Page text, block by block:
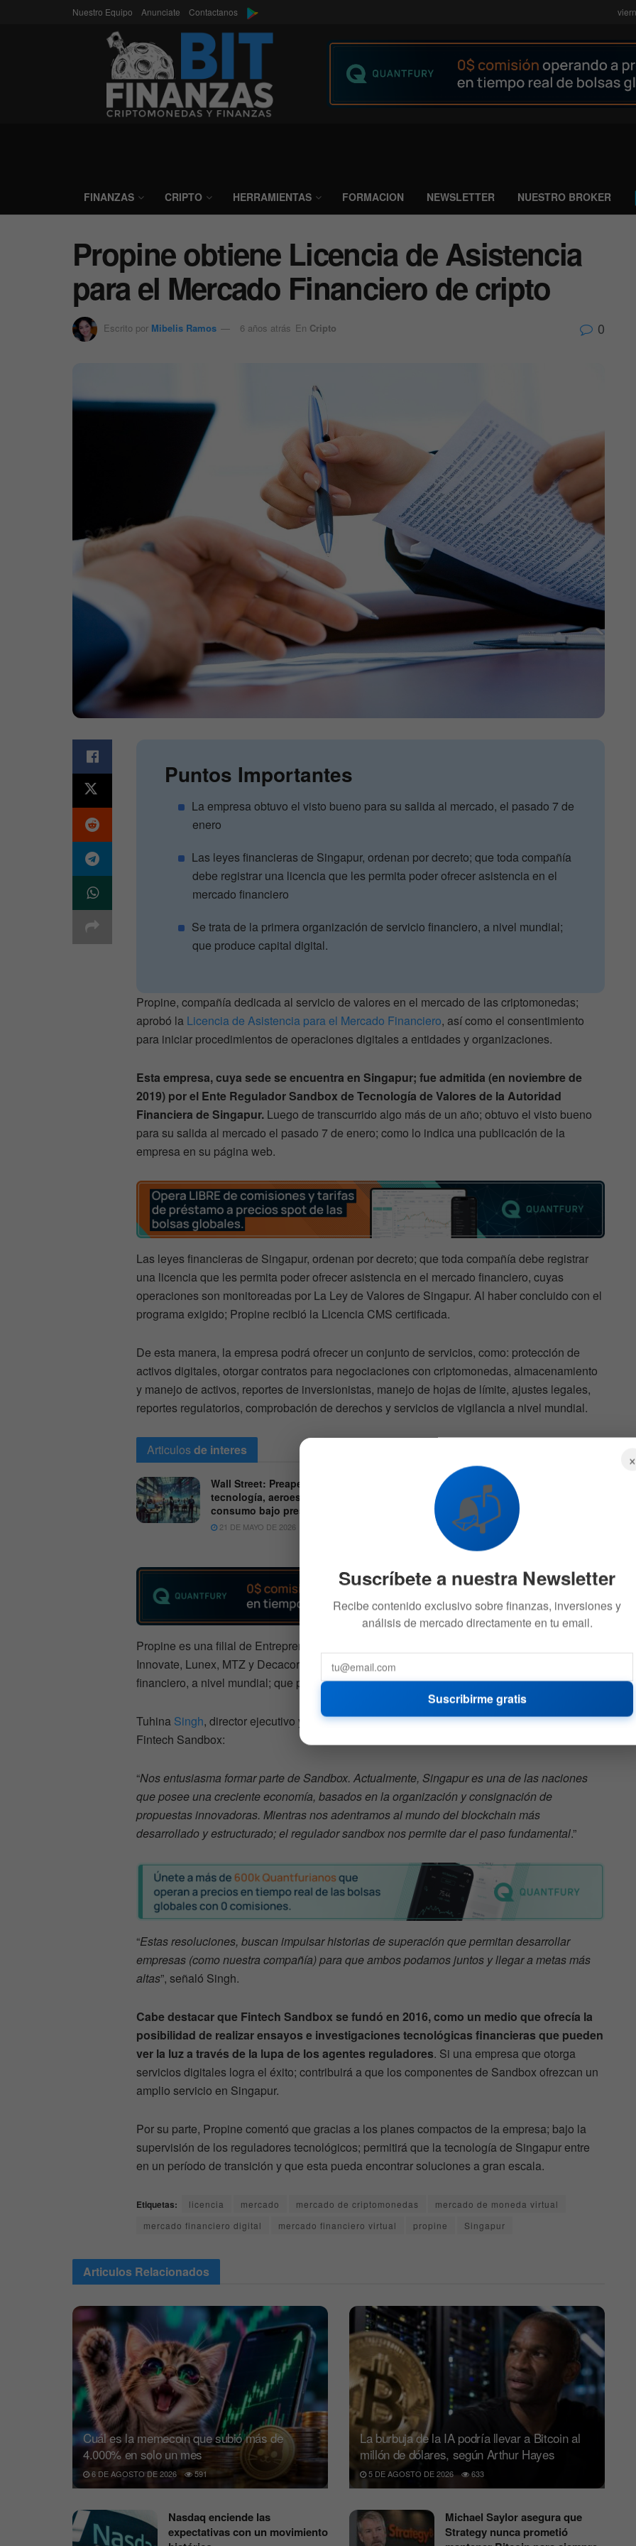
Nuestro Equipo Anunciate Contactanos
FINANZAS CRIPTO HERRAMIENTAS FORMACION NEWSLETTER NUESTRO BROKER
Propine obtiene Licencia de Asistencia
para el Mercado Financiero de cripto
Escrito por Mibelis Ramos 6 años atrás En Cripto 0
Puntos Importantes
La empresa obtuvo el visto bueno para su salida al mercado, el pasado 7 de
enero
Las leyes financieras de Singapur, ordenan por decreto; que toda compañía
debe registrar una licencia que les permita poder ofrecer asistencia en el
mercado financiero
Se trata de la primera organización de servicio financiero, a nivel mundial;
que produce capital digital.
Propine, compañía dedicada al servicio de valores en el mercado de las criptomonedas;
aprobó la Licencia de Asistencia para el Mercado Financiero, así como el consentimiento
para iniciar procedimientos de operaciones digitales a entidades y organizaciones.
Esta empresa, cuya sede se encuentra en Singapur; fue admitida (en noviembre de
2019) por el Ente Regulador Sandbox de Tecnología de Valores de la Autoridad
Financiera de Singapur. Luego de transcurrido algo más de un año; obtuvo el visto bueno
para su salida al mercado el pasado 7 de enero; como lo indica una publicación de la
empresa en su página web.
Las leyes financieras de Singapur, ordenan por decreto; que toda compañía debe registrar
una licencia que les permita poder ofrecer asistencia en el mercado financiero, cuyas
operaciones son monitoreadas por La Ley de Valores de Singapur. Al haber concluido con el
programa exigido; Propine recibió la Licencia CMS certificada.
De esta manera, la empresa podrá ofrecer un conjunto de servicios, como: protección de
activos digitales, otorgar contratos para negociaciones con criptomonedas, almacenamiento
y manejo de activos, reportes de inversionistas, manejo de hojas de límite, ajustes legales,
reportes regulatorios, comprobación de derechos y servicios de vigilancia a nivel mundial.
Articulosde interes
Wall Street: Preapertura con
tecnología, aeroespacio y
consumo bajo presión
21 DE MAYO DE 2026
Wall Street: Preapertura con
energía, salud y aerolíneas
bajo presión
18 DE MAYO DE 2026
Propine es una filial de Entrepreneur First y se encuentra respaldada por empresas como SG
Innovate, Lunex, MTZ y Decacorn Capital. Se trata de la primera organización de servicio
financiero, a nivel mundial; que produce capital digital.
Tuhina Singh, director ejecutivo y uno de los creadores de Propine, dijo en la sede de
Fintech Sandbox:
“Nos entusiasma formar parte de Sandbox. Actualmente, Singapur es una de las naciones
que posee una creciente economía, basados en la organización y consignación de
propuestas innovadoras. Mientras nos adentramos al mundo del blockchain más
desarrollado y estructurado; el regulador sandbox nos permite dar el paso fundamental.”
“Estas resoluciones, buscan impulsar historias de superación que permitan desarrollar
empresas (como nuestra compañía) para que ambos podamos juntos y llegar a metas más
altas”, señaló Singh.
Cabe destacar que Fintech Sandbox se fundó en 2016, como un medio que ofrecía la
posibilidad de realizar ensayos e investigaciones tecnológicas financieras que pueden
ver la luz a través de la lupa de los agentes reguladores. Si una empresa que otorga
servicios digitales logra el éxito; contribuirá a que los componentes de Sandbox ofrezcan un
amplio servicio en Singapur.
Por su parte, Propine comentó que gracias a los planes compactos de la empresa; bajo la
supervisión de los reguladores tecnológicos; permitirá que la tecnología de Singapur entre
en un período de transición y que esta pueda encontrar soluciones a gran escala.
Etiquetas: licencia mercado mercado de criptomonedas
mercado de moneda virtual
mercado financiero digital
mercado financiero virtual propine Singapur
Articulos Relacionados
Cuál es la memecoin que subió más de
4.000% en solo un mes
6 DE AGOSTO DE 2026 591
La burbuja de la IA podría llevar a Bitcoin al
millón de dólares, según Arthur Hayes
5 DE AGOSTO DE 2026 633
Nasdaq enciende las
expectativas con un movimiento
Michael Saylor asegura que
Strategy nunca prometió
×
📬
Suscríbete a nuestra Newsletter
Recibe contenido exclusivo sobre finanzas, inversiones y
análisis de mercado directamente en tu email.
Suscribirme gratis